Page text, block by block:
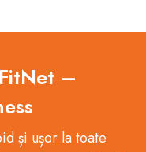
–
și ușor la toate